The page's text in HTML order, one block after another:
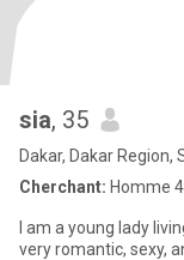
sia, 35
Dakar, Dakar Region,
Cherchant: Homme
I am a young lady
very romantic, sexy, and attractive. I am